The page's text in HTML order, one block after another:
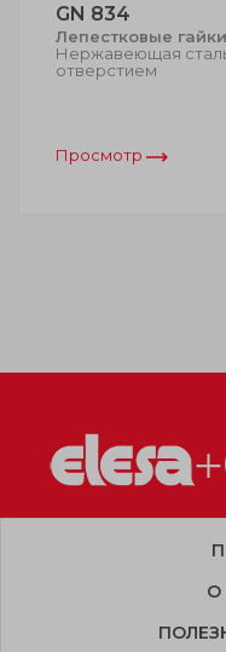
GN 834
Лепестковые
Нержавеющая
отверстием
Просмотр
О